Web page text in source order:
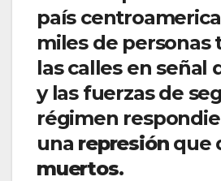
país
miles de personas
las calles en señal
y las fuerzas de
régimen
una represiónque
muertos.